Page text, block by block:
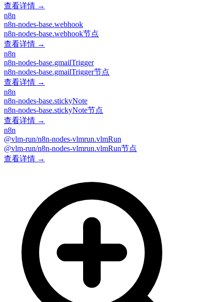
查看详情 →
n8n
n8n-nodes-base.webhook
n8n-nodes-base.webhook节点
查看详情 →
n8n
n8n-nodes-base.gmailTrigger
n8n-nodes-base.gmailTrigger节点
查看详情 →
n8n
n8n-nodes-base.stickyNote
n8n-nodes-base.stickyNote节点
查看详情 →
n8n
@vlm-run/n8n-nodes-vlmrun.vlmRun
@vlm-run/n8n-nodes-vlmrun.vlmRun节点
查看详情 →